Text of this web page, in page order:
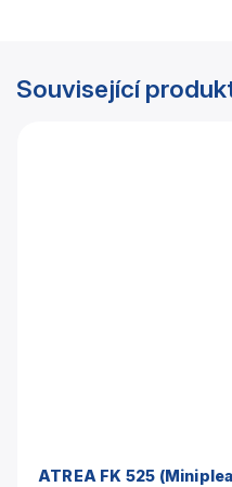
Související
ATREA FK 525